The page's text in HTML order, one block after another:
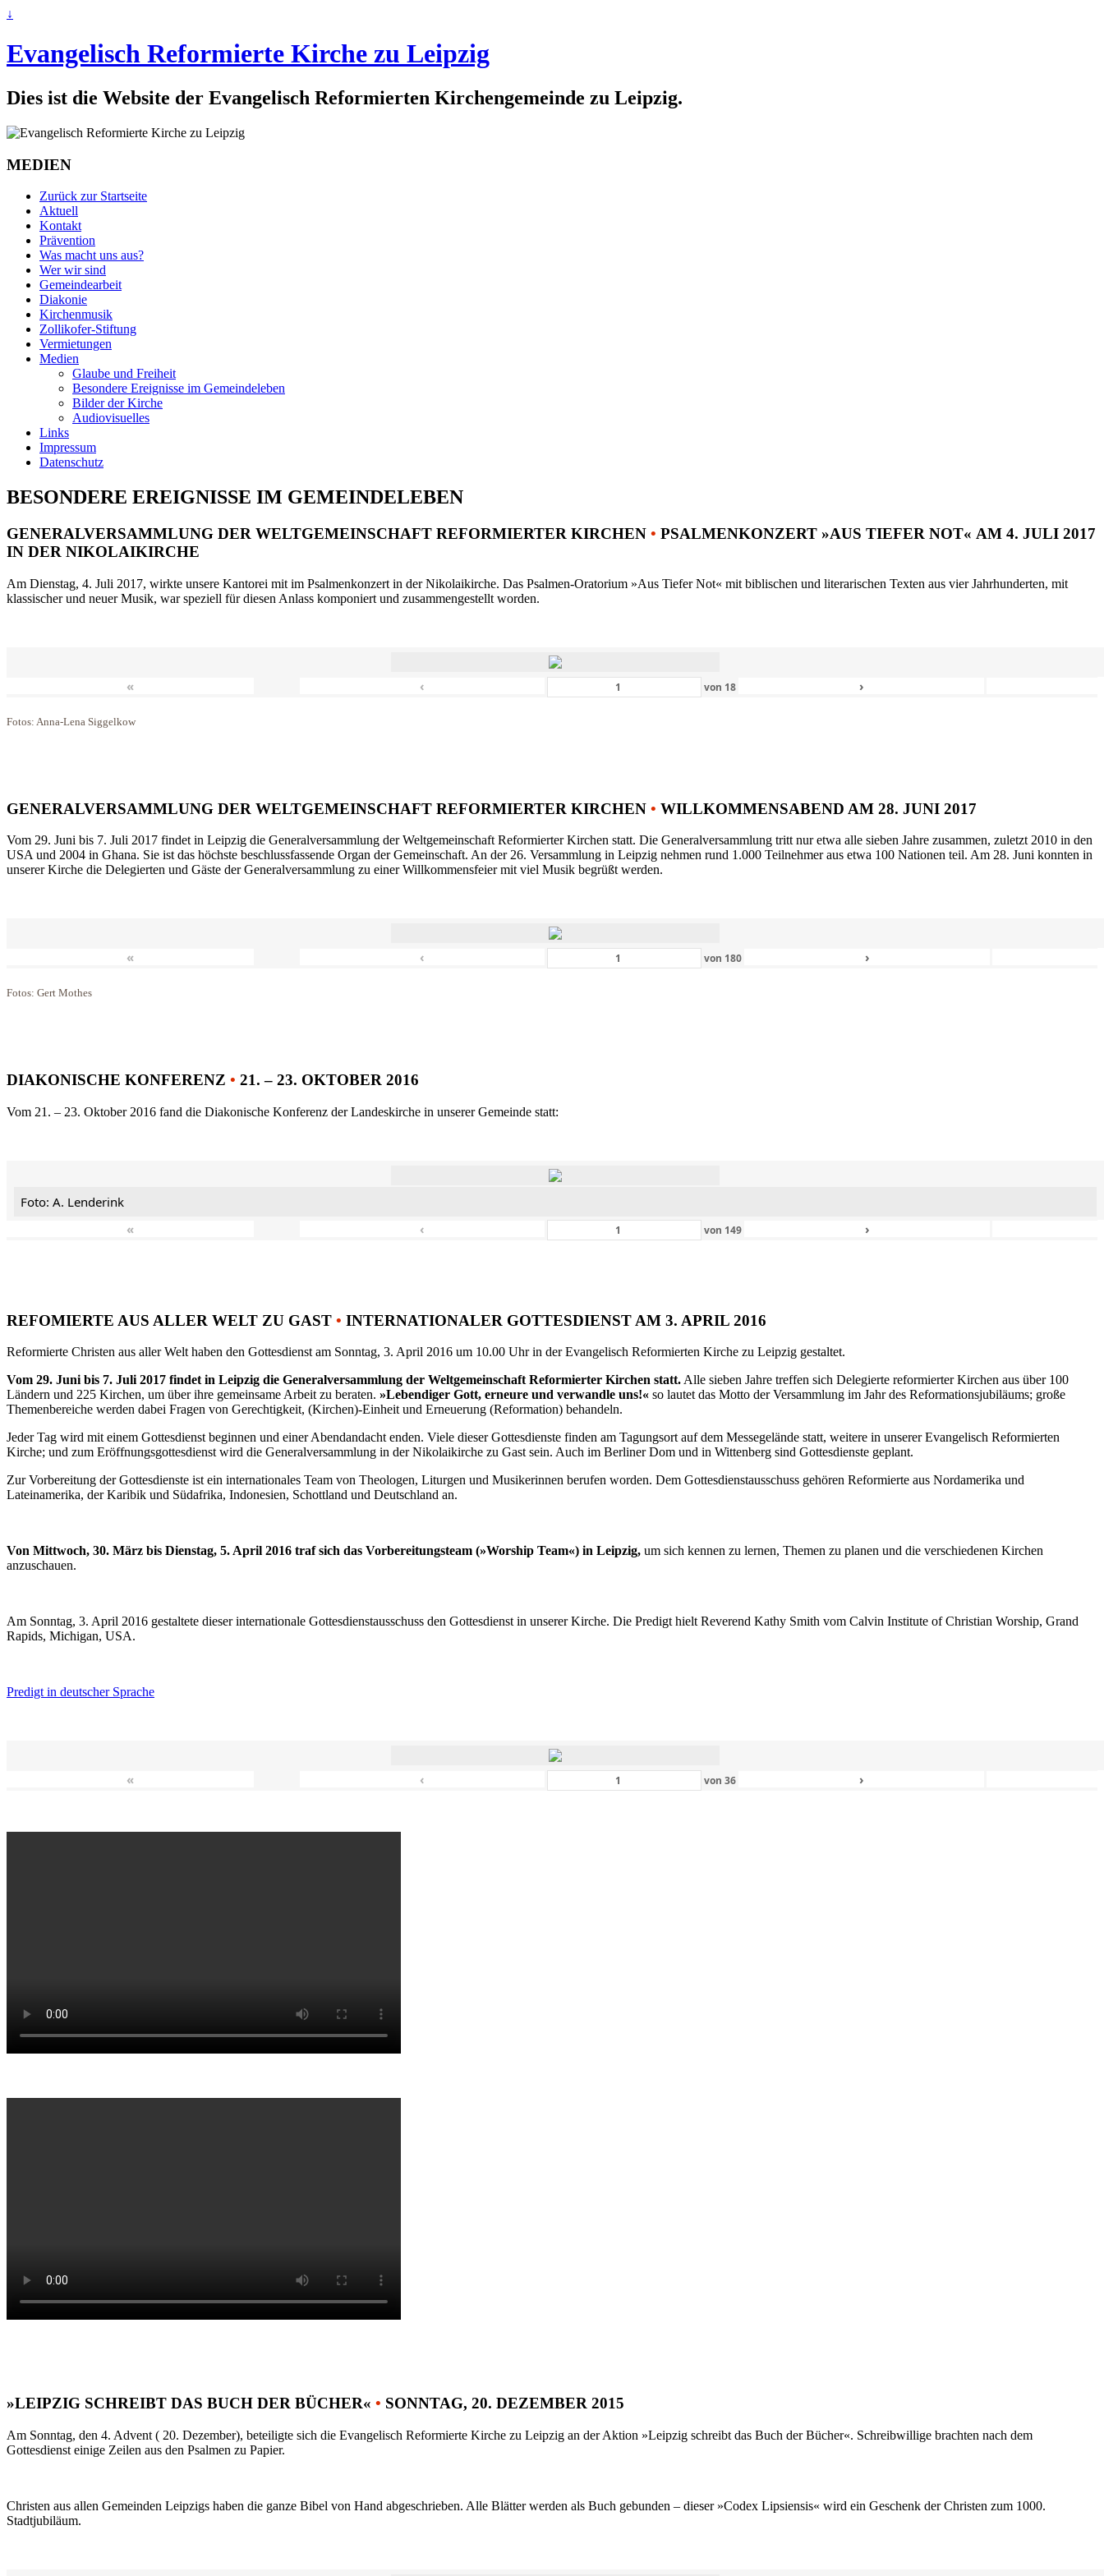
↓
Evangelisch Reformierte Kirche zu Leipzig
Dies ist die Website der Evangelisch Reformierten Kirchengemeinde zu Leipzig.
MEDIEN
Zurück zur Startseite
Aktuell
Kontakt
Prävention
Was macht uns aus?
Wer wir sind
Gemeindearbeit
Diakonie
Kirchenmusik
Zollikofer-Stiftung
Vermietungen
Medien
Glaube und Freiheit
Besondere Ereignisse im Gemeindeleben
Bilder der Kirche
Audiovisuelles
Links
Impressum
Datenschutz
BESONDERE EREIGNISSE IM GEMEINDELEBEN
GENERALVERSAMMLUNG DER WELTGEMEINSCHAFT REFORMIERTER KIRCHEN • PSALMENKONZERT »AUS TIEFER NOT« AM 4. JULI 2017
IN DER NIKOLAIKIRCHE
Am Dienstag, 4. Juli 2017, wirkte unsere Kantorei mit im Psalmenkonzert in der Nikolaikirche. Das Psalmen-Oratorium »Aus Tiefer Not« mit biblischen und literarischen Texten aus vier Jahrhunderten, mit
klassischer und neuer Musik, war speziell für diesen Anlass komponiert und zusammengestellt worden.
« ‹ von 18 ›
Fotos: Anna-Lena Siggelkow
GENERALVERSAMMLUNG DER WELTGEMEINSCHAFT REFORMIERTER KIRCHEN • WILLKOMMENSABEND AM 28. JUNI 2017
Vom 29. Juni bis 7. Juli 2017 findet in Leipzig die Generalversammlung der Weltgemeinschaft Reformierter Kirchen statt. Die Generalversammlung tritt nur etwa alle sieben Jahre zusammen, zuletzt 2010 in den
USA und 2004 in Ghana. Sie ist das höchste beschlussfassende Organ der Gemeinschaft. An der 26. Versammlung in Leipzig nehmen rund 1.000 Teilnehmer aus etwa 100 Nationen teil. Am 28. Juni konnten in
unserer Kirche die Delegierten und Gäste der Generalversammlung zu einer Willkommensfeier mit viel Musik begrüßt werden.
« ‹ von 180 ›
Fotos: Gert Mothes
DIAKONISCHE KONFERENZ • 21. – 23. OKTOBER 2016
Vom 21. – 23. Oktober 2016 fand die Diakonische Konferenz der Landeskirche in unserer Gemeinde statt:
Foto: A. Lenderink
«
‹ von 149 ›
REFOMIERTE AUS ALLER WELT ZU GAST • INTERNATIONALER GOTTESDIENST AM 3. APRIL 2016
Reformierte Christen aus aller Welt haben den Gottesdienst am Sonntag, 3. April 2016 um 10.00 Uhr in der Evangelisch Reformierten Kirche zu Leipzig gestaltet.
Vom 29. Juni bis 7. Juli 2017 findet in Leipzig die Generalversammlung der Weltgemeinschaft Reformierter Kirchen statt.Alle sieben Jahre treffen sich Delegierte reformierter Kirchen aus über 100
Ländern und 225 Kirchen, um über ihre gemeinsame Arbeit zu beraten. »Lebendiger Gott, erneure und verwandle uns!« so lautet das Motto der Versammlung im Jahr des Reformationsjubiläums; große
Themenbereiche werden dabei Fragen von Gerechtigkeit, (Kirchen)-Einheit und Erneuerung (Reformation) behandeln.
Jeder Tag wird mit einem Gottesdienst beginnen und einer Abendandacht enden. Viele dieser Gottesdienste finden am Tagungsort auf dem Messegelände statt, weitere in unserer Evangelisch Reformierten
Kirche; und zum Eröffnungsgottesdienst wird die Generalversammlung in der Nikolaikirche zu Gast sein. Auch im Berliner Dom und in Wittenberg sind Gottesdienste geplant.
Zur Vorbereitung der Gottesdienste ist ein internationales Team von Theologen, Liturgen und Musikerinnen berufen worden. Dem Gottesdienstausschuss gehören Reformierte aus Nordamerika und
Lateinamerika, der Karibik und Südafrika, Indonesien, Schottland und Deutschland an.
Von Mittwoch, 30. März bis Dienstag, 5. April 2016 traf sich das Vorbereitungsteam (»Worship Team«) in Leipzig, um sich kennen zu lernen, Themen zu planen und die verschiedenen Kirchen
anzuschauen.
Am Sonntag, 3. April 2016 gestaltete dieser internationale Gottesdienstausschuss den Gottesdienst in unserer Kirche. Die Predigt hielt Reverend Kathy Smith vom Calvin Institute of Christian Worship, Grand
Rapids, Michigan, USA.
Predigt in deutscher Sprache
« ‹ von36 ›
»LEIPZIG SCHREIBT DAS BUCH DER BÜCHER« • SONNTAG, 20. DEZEMBER 2015
Am Sonntag, den 4. Advent ( 20. Dezember), beteiligte sich die Evangelisch Reformierte Kirche zu Leipzig an der Aktion »Leipzig schreibt das Buch der Bücher«. Schreibwillige brachten nach dem
Gottesdienst einige Zeilen aus den Psalmen zu Papier.
Christen aus allen Gemeinden Leipzigs haben die ganze Bibel von Hand abgeschrieben. Alle Blätter werden als Buch gebunden – dieser »Codex Lipsiensis« wird ein Geschenk der Christen zum 1000.
Stadtjubiläum.